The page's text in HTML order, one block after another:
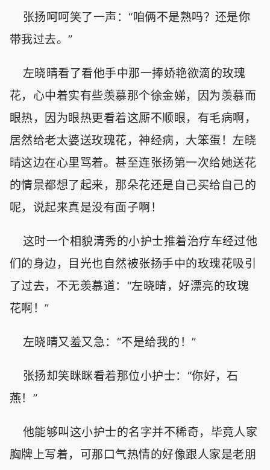
张扬呵呵笑了一声：“咱俩不是熟吗？还是你
带我过去。”
左晓晴看了看他手中那一捧娇艳欲滴的玫瑰
花，心中着实有些羡慕那个徐金娣，因为羡慕而
眼热，因为眼热更看着这厮不顺眼，有毛病啊，
居然给老太婆送玫瑰花，神经病，大笨蛋！左晓
晴这边在心里骂着。甚至连张扬第一次给她送花
的情景都想了起来，那朵花还是自己买给自己的
呢，说起来真是没有面子啊！
这时一个相貌清秀的小护士推着治疗车经过他
们的身边，目光也自然被张扬手中的玫瑰花吸引
了过去，不无羡慕道：“左晓晴，好漂亮的玫瑰
花啊！”
左晓晴又羞又急：“不是给我的！”
张扬却笑眯眯看着那位小护士：“你好，石
燕！”
他能够叫这小护士的名字并不稀奇，毕竟人家
胸牌上写着，可那口气热情的好像跟人家是老朋